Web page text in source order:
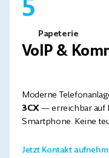
Papeterie
5
VoIP &
Moderne
3CX— erreichbar auf
Smartphone. Keine
Jetzt Kontakt